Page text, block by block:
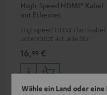
Wähle ein Land oder
High-Speed HDMI® Kabel
mit Ethernet
Highspeed HDMI-Flachkabel
unterstützt aktuelle Standards
16,99 €